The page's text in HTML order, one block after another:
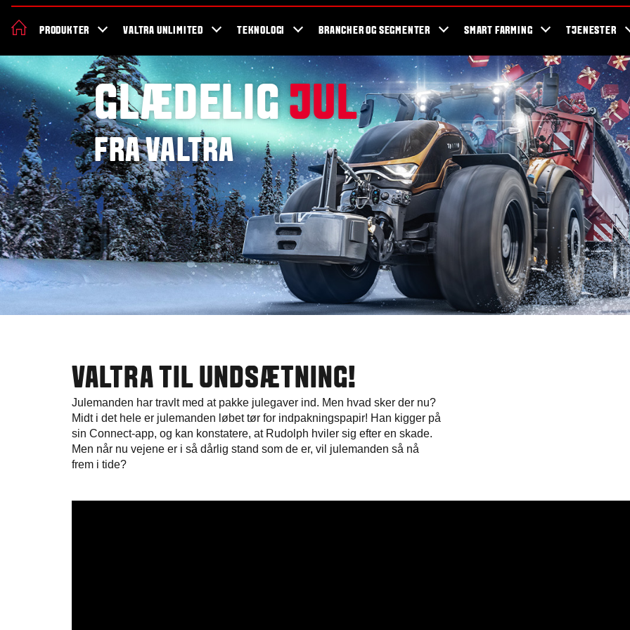
PRODUKTER VALTRA UNLIMITED TEKNOLOGI BRANCHER OG SEGMENTER SMART FARMING TJENESTER
GLÆDELIGJUL
FRA VALTRA
VALTRA TIL UNDSÆTNING!
Julemanden har travlt med at pakke julegaver ind. Men hvad sker der nu?
Midt i det hele er julemanden løbet tør for indpakningspapir! Han kigger på
sin Connect-app, og kan konstatere, at Rudolph hviler sig efter en skade.
Men når nu vejene er i så dårlig stand som de er, vil julemanden så nå
frem i tide?